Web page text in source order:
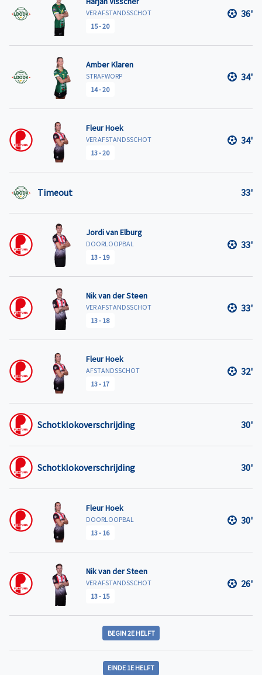
VER AFSTANDSSCHOT
15-20
36'
Amber Klaren
STRAFWORP
14-20
34'
Fleur Hoek
VER AFSTANDSSCHOT
13-20
34'
Timeout 33'
Jordi van Elburg
DOORLOOPBAL
13- 19
33'
Nik van der Steen
VER AFSTANDSSCHOT
13- 18
33'
Fleur Hoek
AFSTANDSSCHOT
13- 17
32'
Schotklokoverschrijding 30'
Schotklokoverschrijding 30'
Fleur Hoek
DOORLOOPBAL
13- 16
30'
Nik van der Steen
VER AFSTANDSSCHOT
13- 15
26'
BEGIN 2E HELFT
EINDE 1E HELFT